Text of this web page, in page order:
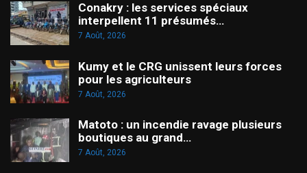
Conakry : les services spéciaux
interpellent 11 présumés…
7 Août, 2026
Kumy et le CRG unissent leurs forces
pour les agriculteurs
7 Août, 2026
Matoto : un incendie ravage plusieurs
boutiques au grand…
7 Août, 2026